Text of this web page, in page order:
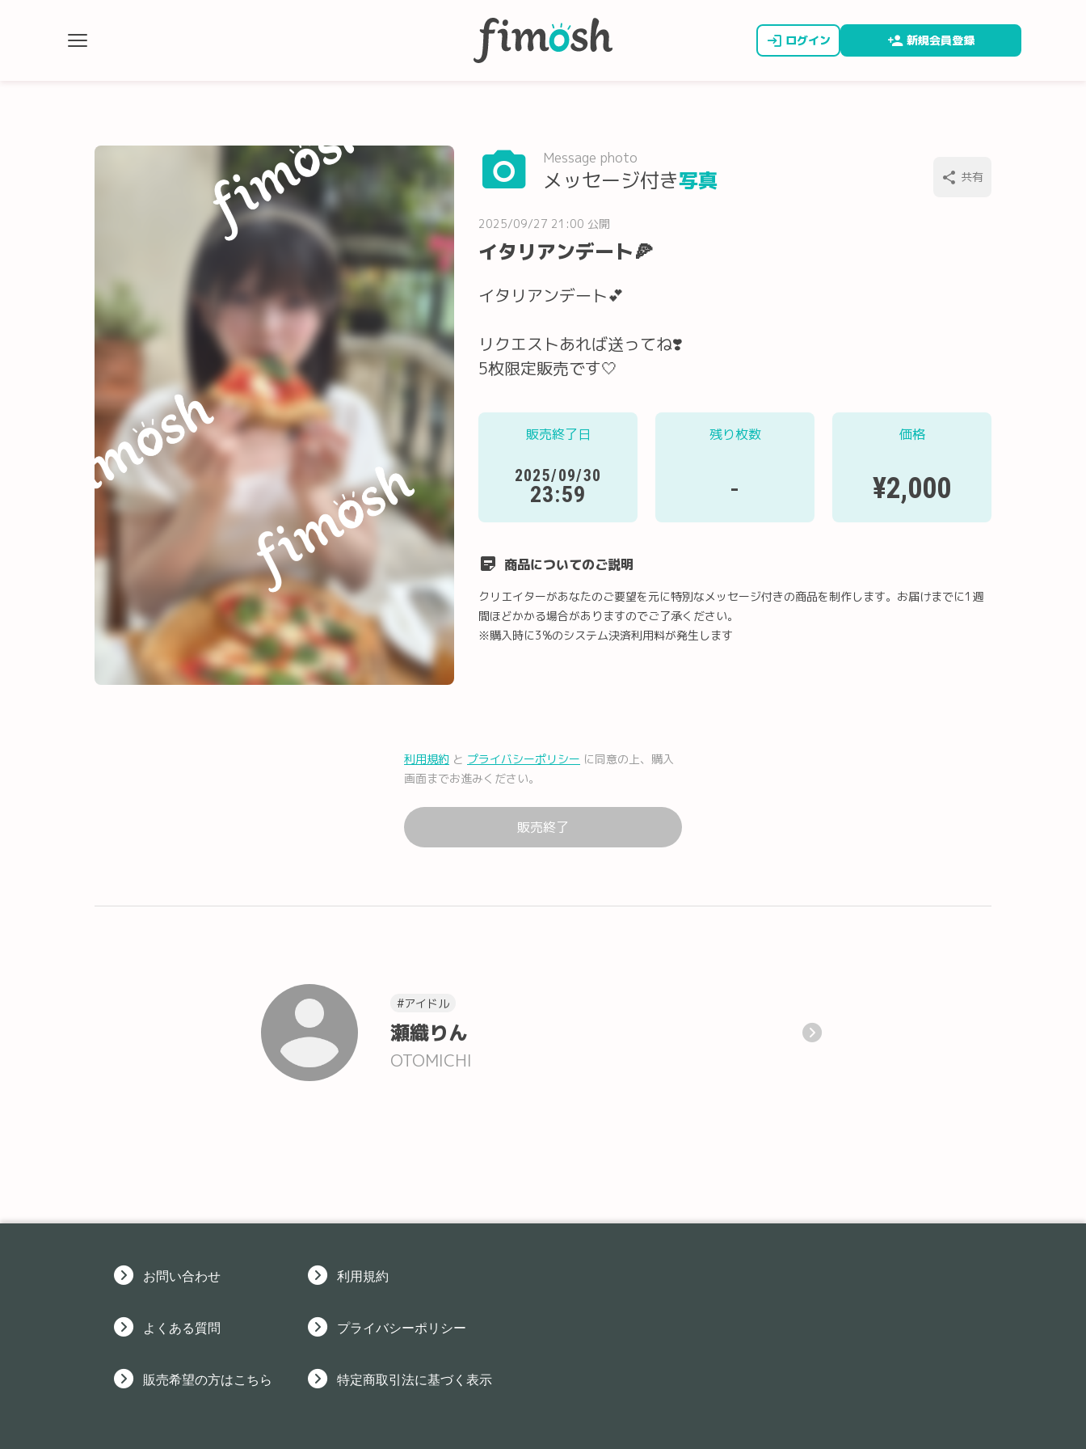
ログイン 新規会員登録
Message photo
メッセージ付き写真 共有
2025/09/27 21:00 公開
イタリアンデート🍕
イタリアンデート︎💕︎
リクエストあれば送ってね❣️
5枚限定販売です‎🤍
販売終了日
2025/09/30
23:59
残り枚数
-
価格
¥2,000
商品についてのご説明
クリエイターがあなたのご要望を元に特別なメッセージ付きの商品を制作します。お届けまでに1週
間ほどかかる場合がありますのでご了承ください。
※購入時に3%のシステム決済利用料が発生します
利用規約 と プライバシーポリシー に同意の上、購入
画面までお進みください。
販売終了
#アイドル
瀬織りん
OTOMICHI
お問い合わせ
よくある質問
販売希望の方はこちら
利用規約
プライバシーポリシー
特定商取引法に基づく表示
Facebook